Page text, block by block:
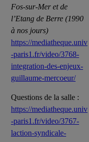
Fos-sur-Mer et de
l’Etang de Berre (1990
à nos jours)
https://mediatheque.univ
-paris1.fr/video/3768-
integration-des-enjeux-
guillaume-mercoeur/
Questions de la salle :
https://mediatheque.univ
-paris1.fr/video/3767-
laction-syndicale-